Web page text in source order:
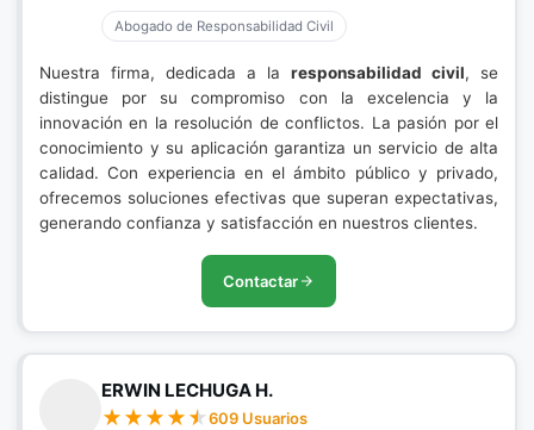
Abogado de Responsabilidad Civil
Nuestra firma, dedicada a la responsabilidad civil, se
distingue por su compromiso con la excelencia y la
innovación en la resolución de conflictos. La pasión por el
conocimiento y su aplicación garantiza un servicio de alta
calidad. Con experiencia en el ámbito público y privado,
ofrecemos soluciones efectivas que superan expectativas,
generando confianza y satisfacción en nuestros clientes.
Contactar
ERWIN LECHUGA H.
609 Usuarios